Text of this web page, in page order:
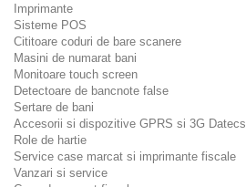
Imprimante
Sisteme POS
Cititoare coduri de bare scanere
Masini de numarat bani
Monitoare touch screen
Detectoare de bancnote false
Sertare de bani
Accesorii si dispozitive GPRS si 3G Datecs
Role de hartie
Service case marcat si imprimante fiscale
Vanzari si service